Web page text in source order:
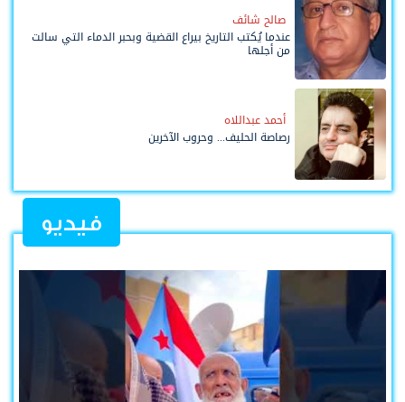
صالح شائف
عندما يُكتب التاريخ بيراع القضية وبحبر الدماء التي سالت
من أجلها
أحمد عبداللاه
رصاصة الحليف... وحروب الآخرين
فيديو